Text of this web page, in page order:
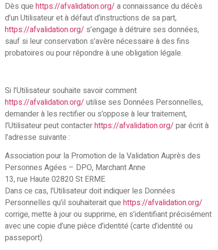
Dès que https://afvalidation.org/ a connaissance du décès
d’un Utilisateur et à défaut d’instructions de sa part,
https://afvalidation.org/ s’engage à détruire ses données,
sauf si leur conservation s’avère nécessaire à des fins
probatoires ou pour répondre à une obligation légale.
Si l’Utilisateur souhaite savoir comment
https://afvalidation.org/ utilise ses Données Personnelles,
demander à les rectifier ou s’oppose à leur traitement,
l’Utilisateur peut contacterhttps://afvalidation.org/ par écrit à
l’adresse suivante :
Association pour la Promotion de la Validation Auprès des
Personnes Agées – DPO, Marchant Anne
13, rue Haute 02820 St ERME.
Dans ce cas, l’Utilisateur doit indiquer les Données
Personnelles qu’il souhaiterait que https://afvalidation.org/
corrige, mette à jour ou supprime, en s’identifiant précisément
avec une copie d’une pièce d’identité (carte d’identité ou
passeport).